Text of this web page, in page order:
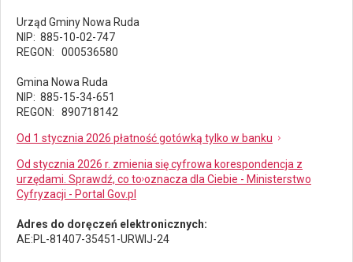
Urząd Gminy Nowa Ruda
NIP: 885-10-02-747
REGON: 000536580
Gmina Nowa Ruda
NIP: 885-15-34-651
REGON: 890718142
Od 1 stycznia 2026 płatność gotówką tylko w banku
Od stycznia 2026 r. zmienia się cyfrowa korespondencja z
urzędami. Sprawdź, co to oznacza dla Ciebie - Ministerstwo
Cyfryzacji - Portal Gov.pl
Adres do doręczeń elektronicznych:
AE:PL-81407-35451-URWIJ-24